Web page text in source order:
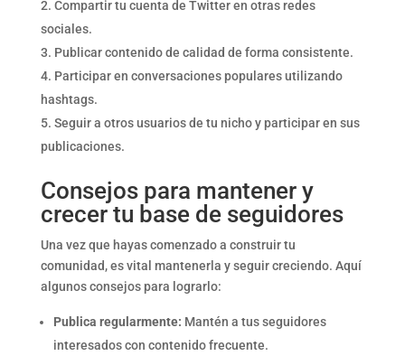
Compartir tu cuenta de Twitter en otras redes
sociales.
Publicar contenido de calidad de forma consistente.
Participar en conversaciones populares utilizando
hashtags.
Seguir a otros usuarios de tu nicho y participar en sus
publicaciones.
Consejos para mantener y
crecer tu base de seguidores
Una vez que hayas comenzado a construir tu
comunidad, es vital mantenerla y seguir creciendo. Aquí
algunos consejos para lograrlo:
Publica regularmente: Mantén a tus seguidores
interesados con contenido frecuente.